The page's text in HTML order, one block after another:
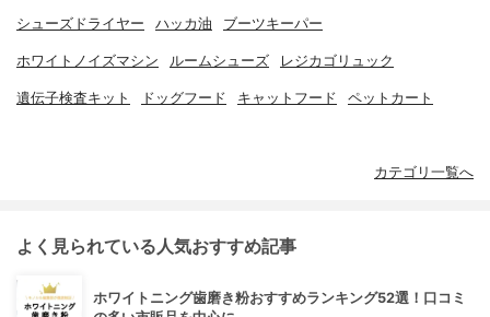
シューズドライヤー ハッカ油 ブーツキーパー
ホワイトノイズマシン ルームシューズ レジカゴリュック
遺伝子検査キット ドッグフード キャットフード ペットカート
カテゴリ一覧へ
よく見られている人気おすすめ記事
ホワイトニング歯磨き粉おすすめランキング52選！口コミ